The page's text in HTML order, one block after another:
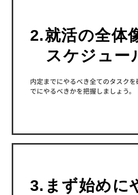
2.就活の全体
スケジュー
内定までにやるべき全てのタスク
でにやるべきかを把握しましょう。
3.まず始めに